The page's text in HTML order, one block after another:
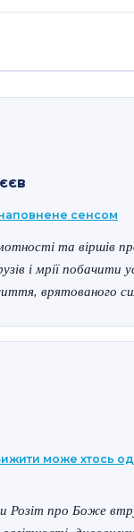
сенсом
та віршів
і мрії побачити
врятованого
може хтось
Розіт про Боже